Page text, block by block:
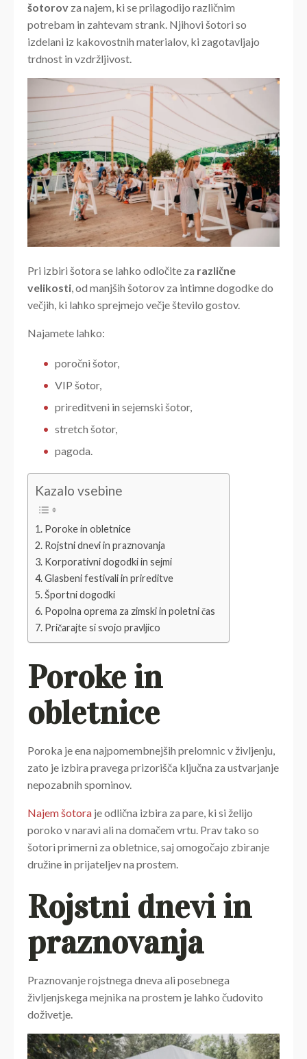
šotorov za najem, ki se prilagodijo različnim
potrebam in zahtevam strank. Njihovi šotori so
izdelani iz kakovostnih materialov, ki zagotavljajo
trdnost in vzdržljivost.
Pri izbiri šotora se lahko odločite za različne
velikosti, od manjših šotorov za intimne dogodke do
večjih, ki lahko sprejmejo večje število gostov.
Najamete lahko:
poročni šotor,
VIP šotor,
prireditveni in sejemski šotor,
stretch šotor,
pagoda.
Kazalo vsebine
Poroke in obletnice
Rojstni dnevi in praznovanja
Korporativni dogodki in sejmi
Glasbeni festivali in prireditve
Športni dogodki
Popolna oprema za zimski in poletni čas
Pričarajte si svojo pravljico
Poroke in
obletnice
Poroka je ena najpomembnejših prelomnic v življenju,
zato je izbira pravega prizorišča ključna za ustvarjanje
nepozabnih spominov.
Najem šotora je odlična izbira za pare, ki si želijo
poroko v naravi ali na domačem vrtu. Prav tako so
šotori primerni za obletnice, saj omogočajo zbiranje
družine in prijateljev na prostem.
Rojstni dnevi in
praznovanja
Praznovanje rojstnega dneva ali posebnega
življenjskega mejnika na prostem je lahko čudovito
doživetje.